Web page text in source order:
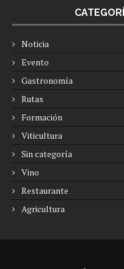
Noticia
Evento
Gastronomía
Rutas
Formación
Viticultura
Sin categoría
Vino
Restaurante
Agricultura